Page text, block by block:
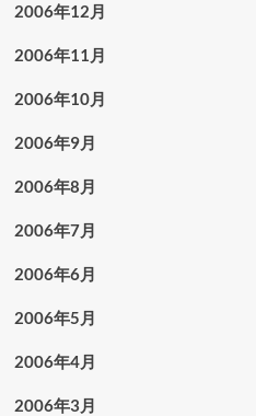
2006年12月
2006年11月
2006年10月
2006年9月
2006年8月
2006年7月
2006年6月
2006年5月
2006年4月
2006年3月